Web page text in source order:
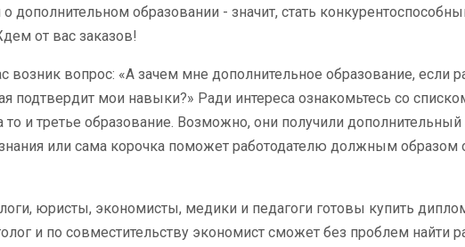
дополнительном образовании - значит, стать
от вас заказов!
возник вопрос: «А зачем мне дополнительное образование, если
подтвердит мои навыки?» Ради интереса ознакомьтесь со
то и третье образование. Возможно, они получили
или сама корочка поможет работодателю должным образом
юристы, экономисты, медики и педагоги готовы купить
и по совместительству экономист сможет без проблем найти